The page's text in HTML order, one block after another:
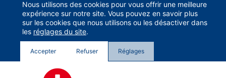
Groupe Vivalto Santé
Entre nous, la vie
Nous utilisons des cookies pour vous offrir une meilleure
expérience sur notre site. Vous pouvez en savoir plus
sur les cookies que nous utilisons ou les désactiver dans
les réglages du site.
Accepter Refuser Réglages